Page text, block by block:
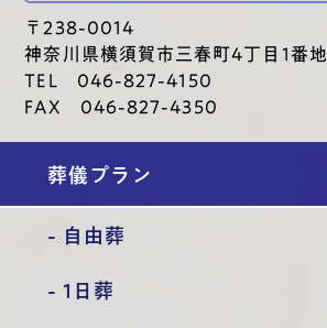
〒238-0014
神奈川県横須賀市三春町4丁目1番地
TEL 046-827-4150
FAX 046-827-4350
葬儀プラン
- 自由葬
- 1日葬